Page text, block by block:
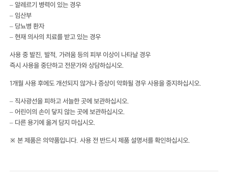
– 알레르기 병력이 있는 경우
– 임산부
– 당뇨병 환자
– 현재 의사의 치료를 받고 있는 경우
사용 중 발진, 발적, 가려움 등의 피부 이상이 나타날 경우
즉시 사용을 중단하고 전문가와 상담하십시오.
1개월 사용 후에도 개선되지 않거나 증상이 악화될 경우 사용을 중지하십시오.
– 직사광선을 피하고 서늘한 곳에 보관하십시오.
– 어린이의 손이 닿지 않는 곳에 보관하십시오.
– 다른 용기에 옮겨 담지 마십시오.
※ 본 제품은 의약품입니다. 사용 전 반드시 제품 설명서를 확인하십시오.